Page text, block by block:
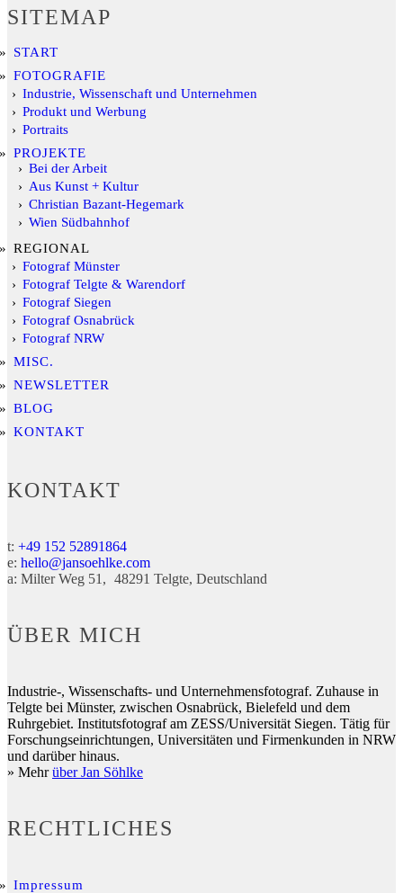
SITEMAP
START
FOTOGRAFIE
Industrie, Wissenschaft und Unternehmen
Produkt und Werbung
Portraits
PROJEKTE
Bei der Arbeit
Aus Kunst + Kultur
Christian Bazant-Hegemark
Wien Südbahnhof
REGIONAL
Fotograf Münster
Fotograf Telgte & Warendorf
Fotograf Siegen
Fotograf Osnabrück
Fotograf NRW
MISC.
NEWSLETTER
BLOG
KONTAKT
KONTAKT
t: +49 152 52891864
e: hello@jansoehlke.com
a: Milter Weg 51 48291 Telgte Deutschland
ÜBER MICH
Industrie-, Wissenschafts- und Unternehmensfotograf. Zuhause in
Telgte bei Münster, zwischen Osnabrück, Bielefeld und dem
Ruhrgebiet. Institutsfotograf am ZESS/Universität Siegen. Tätig für
Forschungseinrichtungen, Universitäten und Firmenkunden in NRW
und darüber hinaus.
» Mehrüber Jan Söhlke
RECHTLICHES
Impressum